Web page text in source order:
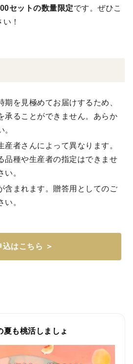
セットの数量限定です。ぜひこ
！
期を見極めてお届けするため、
承ることができません。あらか
。
産者さんによって異なります。
品種や生産者の指定はできませ
い。
含まれます。贈答用としてのご
い。
込はこちら ＞
夏も桃活しましょ